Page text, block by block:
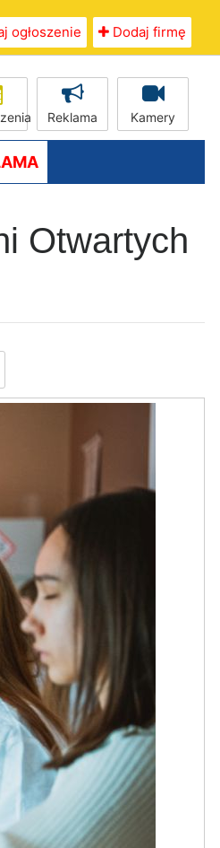
ogłoszenie Dodaj firmę
Reklama Kamery
Otwartych